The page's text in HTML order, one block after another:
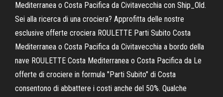
Mediterranea o Costa Pacifica da Civitavecchia con Ship_Old.
Sei alla ricerca di una crociera? Approfitta delle nostre
esclusive offerte crociera ROULETTE Parti Subito Costa
Mediterranea o Costa Pacifica da Civitavecchia a bordo della
nave ROULETTE Costa Mediterranea o Costa Pacifica da Le
offerte di crociere in formula "Parti Subito" di Costa
consentono di abbattere i costi anche del 50%. Qualche